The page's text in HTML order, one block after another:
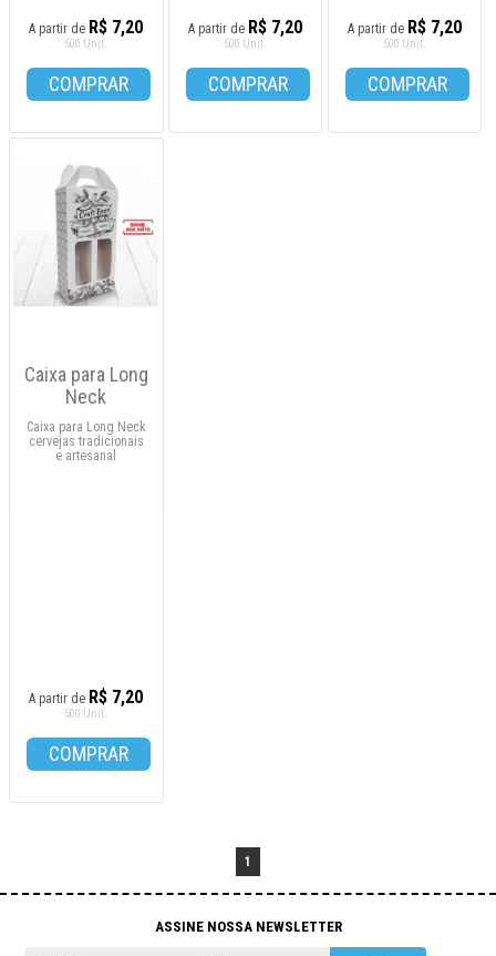
A partir de R$ 7,20
500 Unit.
COMPRAR
A partir de R$ 7,20
500 Unit.
COMPRAR
A partir de R$ 7,20
500 Unit.
COMPRAR
Caixa para Long
Neck
Caixa para Long Neck
cervejas tradicionais
e artesanal
A partir de R$ 7,20
500 Unit.
COMPRAR
1
NEWSLETTER